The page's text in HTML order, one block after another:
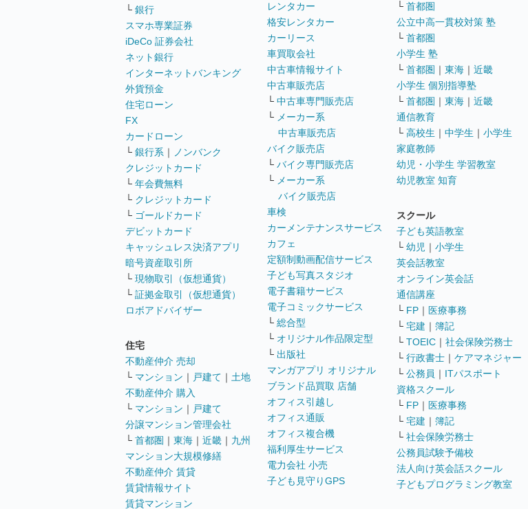
└ 銀行
スマホ専業証券
iDeCo 証券会社
ネット銀行
インターネットバンキング
外貨預金
住宅ローン
FX
カードローン
└ 銀行系 ｜
ノンバンク
クレジットカード
└ 年会費無料
└ クレジットカード
└ ゴールドカード
デビットカード
キャッシュレス決済アプリ
暗号資産取引所
└ 現物取引（仮想通貨）
└ 証拠金取引（仮想通貨）
ロボアドバイザー
住宅
不動産仲介 売却
└ マンション ｜ 戸建て ｜ 土地
不動産仲介 購入
└ マンション ｜ 戸建て
分譲マンション管理会社
└ 首都圏 ｜ 東海 ｜ 近畿 ｜ 九州
マンション大規模修繕
不動産仲介 賃貸
賃貸情報サイト
賃貸マンション
レンタカー
格安レンタカー
カーリース
車買取会社
中古車情報サイト
中古車販売店
└ 中古車専門販売店
└ メーカー系
中古車販売店
バイク販売店
└ バイク専門販売店
└ メーカー系
バイク販売店
車検
カーメンテナンスサービス
カフェ
定額制動画配信サービス
子ども写真スタジオ
電子書籍サービス
電子コミックサービス
└ 総合型
└ オリジナル作品限定型
└ 出版社
マンガアプリ オリジナル
ブランド品買取 店舗
オフィス引越し
オフィス通販
オフィス複合機
福利厚生サービス
電力会社 小売
子ども見守りGPS
└ 首都圏
公立中高一貫校対策 塾
└ 首都圏
小学生 塾
└ 首都圏 ｜ 東海 ｜ 近畿
小学生 個別指導塾
└ 首都圏 ｜ 東海 ｜ 近畿
通信教育
└ 高校生 ｜ 中学生 ｜ 小学生
家庭教師
幼児・小学生 学習教室
幼児教室 知育
スクール
子ども英語教室
└ 幼児 ｜ 小学生
英会話教室
オンライン英会話
通信講座
└ FP ｜ 医療事務
└ 宅建 ｜ 簿記
└ TOEIC ｜ 社会保険労務士
└ 行政書士 ｜ ケアマネジャー
└ 公務員 ｜ ITパスポート
資格スクール
└ FP ｜ 医療事務
└ 宅建 ｜ 簿記
└ 社会保険労務士
公務員試験予備校
法人向け英会話スクール
子どもプログラミング教室